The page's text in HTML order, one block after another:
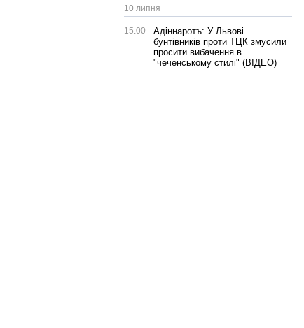
10 липня
15:00
Адіннаротъ: У Львові
бунтівників проти ТЦК змусили
просити вибачення в
"чеченському стилі" (ВІДЕО)